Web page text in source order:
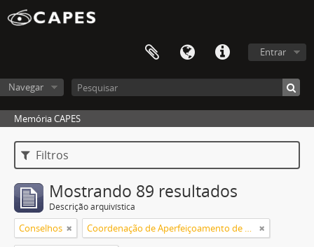
Entrar
Navegar
Memória CAPES
Filtros
Mostrando 89 resultados
Descrição arquivística
Conselhos Coordenação de Aperfeiçoamento de Pessoal de Nível Superior (CAPES)